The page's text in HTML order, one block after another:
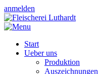
anmelden
Start
Ueber uns
Produktion
Auszeichnungen